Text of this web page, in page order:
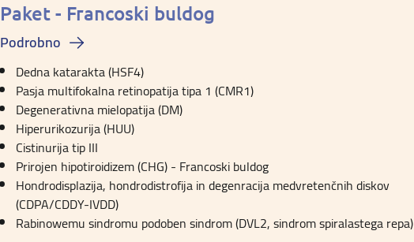
Paket - Francoski buldog
Podrobno
Dedna katarakta (HSF4)
Pasja multifokalna retinopatija tipa 1 (CMR1)
Degenerativna mielopatija (DM)
Hiperurikozurija (HUU)
Cistinurija tip III
Prirojen hipotiroidizem (CHG) - Francoski buldog
Hondrodisplazija, hondrodistrofija in degenracija medvretenčnih diskov
(CDPA/CDDY-IVDD)
Rabinowemu sindromu podoben sindrom (DVL2, sindrom spiralastega repa)